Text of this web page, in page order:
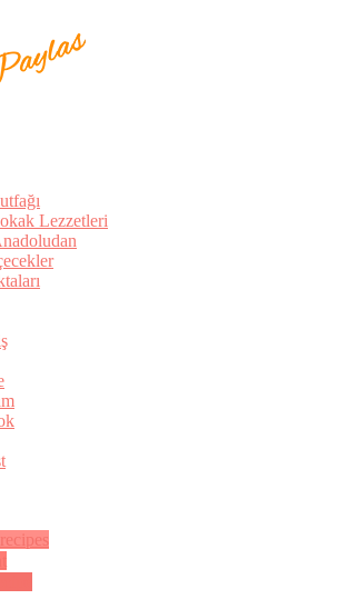
Lezzetleri